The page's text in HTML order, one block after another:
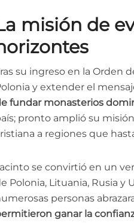
misión de
su ingreso en la Orden
y extender el
fundar monasterios
pronto amplió su
a regiones que
se convirtió en un
Polonia, Lituania, Rusia y
personas
ganar la